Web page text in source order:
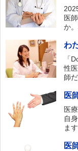
医
か
わ
「
性
師
医
医
自
ます
医